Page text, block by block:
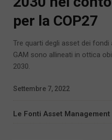
per la COP27
Tre quarti degli asset dei
GAM sono allineati in ottica
2030.
Settembre 7, 2022
Le Fonti Asset Management